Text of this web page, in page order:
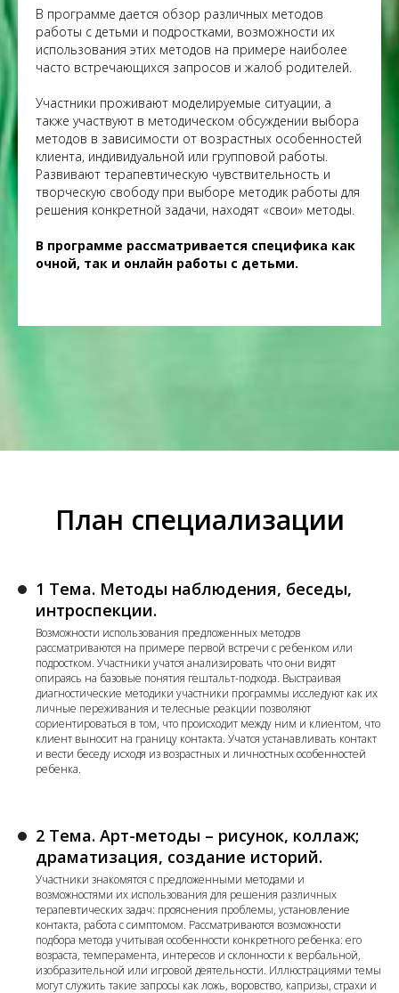
В программе дается обзор различных методов
работы с детьми и подростками, возможности их
использования этих методов на примере наиболее
часто встречающихся запросов и жалоб родителей.
Участники проживают моделируемые ситуации, а
также участвуют в методическом обсуждении выбора
методов в зависимости от возрастных особенностей
клиента, индивидуальной или групповой работы.
Развивают терапевтическую чувствительность и
творческую свободу при выборе методик работы для
решения конкретной задачи, находят «свои» методы.
В программе рассматривается специфика как
очной, так и онлайн работы с детьми.
План специализации
1 Тема. Методы наблюдения, беседы,
интроспекции.
Возможности использования предложенных методов
рассматриваются на примере первой встречи с ребенком или
подростком. Участники учатся анализировать что они видят
опираясь на базовые понятия гештальт-подхода. Выстраивая
диагностические методики участники программы исследуют как их
личные переживания и телесные реакции позволяют
сориентироваться в том, что происходит между ним и клиентом, что
клиент выносит на границу контакта. Учатся устанавливать контакт
и вести беседу исходя из возрастных и личностных особенностей
ребенка.
2 Тема. Арт-методы – рисунок, коллаж;
драматизация, создание историй.
Участники знакомятся с предложенными методами и
возможностями их использования для решения различных
терапевтических задач: прояснения проблемы, установление
контакта, работа с симптомом. Рассматриваются возможности
подбора метода учитывая особенности конкретного ребенка: его
возраста, темперамента, интересов и склонности к вербальной,
изобразительной или игровой деятельности. Иллюстрациями темы
могут служить такие запросы как ложь, воровство, капризы, страхи и